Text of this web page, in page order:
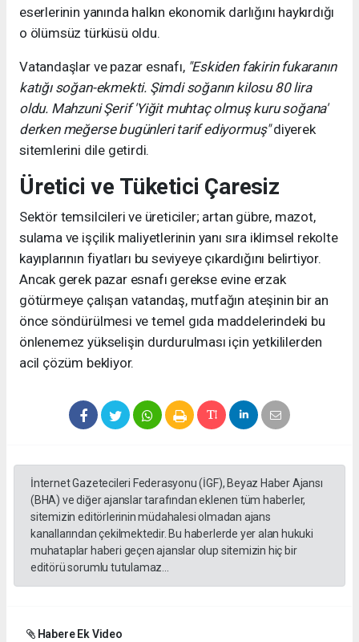
eserlerinin yanında halkın ekonomik darlığını haykırdığı
o ölümsüz türküsü oldu.
Vatandaşlar ve pazar esnafı, "Eskiden fakirin fukaranın
katığı soğan-ekmekti. Şimdi soğanın kilosu 80 lira
oldu. Mahzuni Şerif 'Yiğit muhtaç olmuş kuru soğana'
derken meğerse bugünleri tarif ediyormuş"diyerek
sitemlerini dile getirdi.
Üretici ve Tüketici Çaresiz
Sektör temsilcileri ve üreticiler; artan gübre, mazot,
sulama ve işçilik maliyetlerinin yanı sıra iklimsel rekolte
kayıplarının fiyatları bu seviyeye çıkardığını belirtiyor.
Ancak gerek pazar esnafı gerekse evine erzak
götürmeye çalışan vatandaş, mutfağın ateşinin bir an
önce söndürülmesi ve temel gıda maddelerindeki bu
önlenemez yükselişin durdurulması için yetkililerden
acil çözüm bekliyor.
İnternet Gazetecileri Federasyonu (İGF), Beyaz Haber Ajansı
(BHA) ve diğer ajanslar tarafından eklenen tüm haberler,
sitemizin editörlerinin müdahalesi olmadan ajans
kanallarından çekilmektedir. Bu haberlerde yer alan hukuki
muhataplar haberi geçen ajanslar olup sitemizin hiç bir
editörü sorumlu tutulamaz...
Habere Ek Video